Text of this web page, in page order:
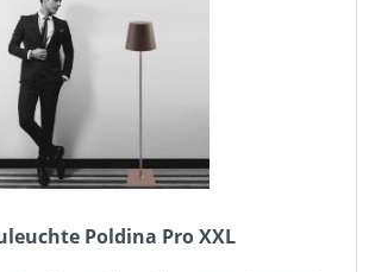
Poldina Pro XXL